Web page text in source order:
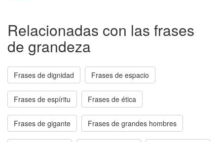
Relacionadas con las frases
de grandeza
Frases de dignidad Frases de espacio
Frases de espíritu Frases de ética
Frases de gigante Frases de grandes hombres